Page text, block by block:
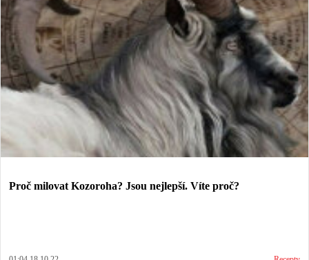
Proč milovat Kozoroha? Jsou nejlepší. Víte proč?